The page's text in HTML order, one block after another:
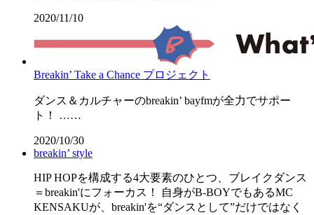
2020/11/10
Breakin’ Take a Chance プロジェクト
ダンス＆カルチャーのbreakin’ bayfmが全力でサポー
ト！ ……
2020/10/30
breakin’ style
HIP HOPを構成する4大要素のひとつ、ブレイクダンス
＝breakin'にフォーカス！ 自身がB-BOYでもあるMC
KENSAKUが、breakin'を“ダンスとして”だけではなく